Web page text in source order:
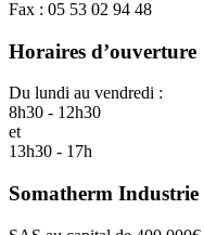
Fax : 05 53 02 94 48
Horaires d’ouverture
Du lundi au vendredi :
8h30 - 12h30
et
13h30 - 17h
Somatherm Industrie